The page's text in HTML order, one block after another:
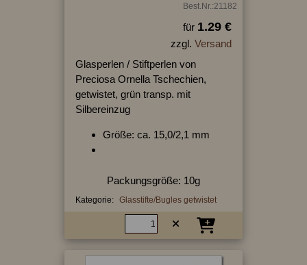
Best.Nr.:21182
für 1.29 €
zzgl. Versand
Glasperlen / Stiftperlen von
Preciosa Ornella Tschechien,
getwistet, grün transp. mit
Silbereinzug
Größe: ca. 15,0/2,1 mm
Packungsgröße: 10g
Kategorie: Glasstifte/Bugles getwistet